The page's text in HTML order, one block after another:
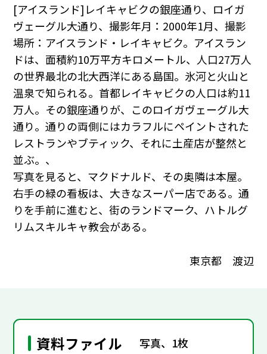
[アイスランド]レイキャビクの銀座通り、ロイガ
ヴェーグル大通り、撮影年月：2000年1月、撮影
場所：アイスランド・レイキャビク。アイスラン
ドは、面積約10万平方キロメートル、人口27万人
の世界最北の北大西洋にある島国。氷河と火山と
温泉で知られる。首都レイキャビクの人口は約11
万人。その銀座通りが、このロイガヴェーグル大
通り。通りの両側にはカラフルにペイントされた
レストランやブティック、それに土産店が整然と
並ぶ。、
写真を見ると、マクドナルド、その奥隣は本屋。
右手の緑の看板は、大きなスーパー店である。通
りを手前に進むと、街のランドマーク、ハトルグ
リムスキルキャ教会がある。
東京都 渡辺
資料ファイル 写真、1枚